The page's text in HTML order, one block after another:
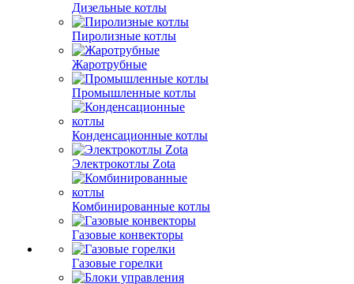
Дизельные котлы
Пиролизные котлы
Жаротрубные
Промышленные котлы
Конденсационные котлы
Электрокотлы Zota
Комбинированные котлы
Газовые конвекторы
Газовые горелки